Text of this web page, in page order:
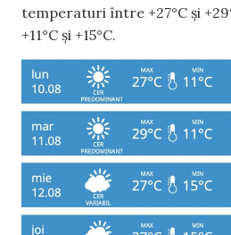
temperaturi între +27°C și
+11°C și +15°C.